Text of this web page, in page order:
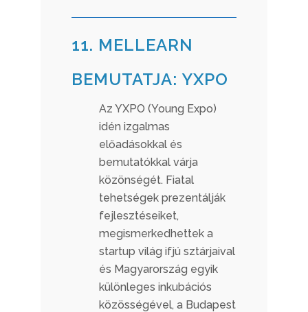
11. MELLEARN
BEMUTATJA: YXPO
Az YXPO (Young Expo)
idén izgalmas
előadásokkal és
bemutatókkal várja
közönségét. Fiatal
tehetségek prezentálják
fejlesztéseiket,
megismerkedhettek a
startup világ ifjú sztárjaival
és Magyarország egyik
különleges inkubációs
közösségével, a Budapest